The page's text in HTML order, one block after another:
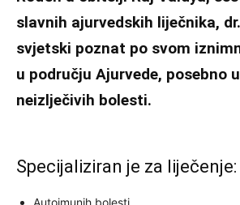
slavnih ajurvedskih liječnika,
svjetski poznat po svom
u području Ajurvede, posebno
neizlječivih bolesti.
Specijaliziran je za liječenje: